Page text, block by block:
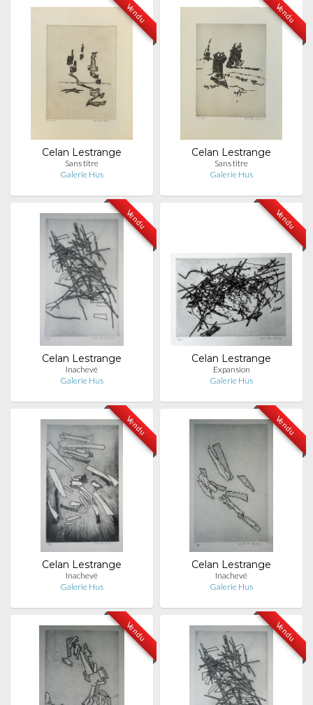
Vendu
Celan Lestrange
Sans titre
Galerie Hus
Vendu
Celan Lestrange
Sans titre
Galerie Hus
Vendu
Celan Lestrange
Inachevé
Galerie Hus
Vendu
Celan Lestrange
Expansion
Galerie Hus
Vendu
Celan Lestrange
Inachevé
Galerie Hus
Vendu
Celan Lestrange
Inachevé
Galerie Hus
Vendu Vendu